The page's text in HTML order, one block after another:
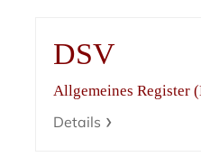
DSV
Allgemeines Register
Details